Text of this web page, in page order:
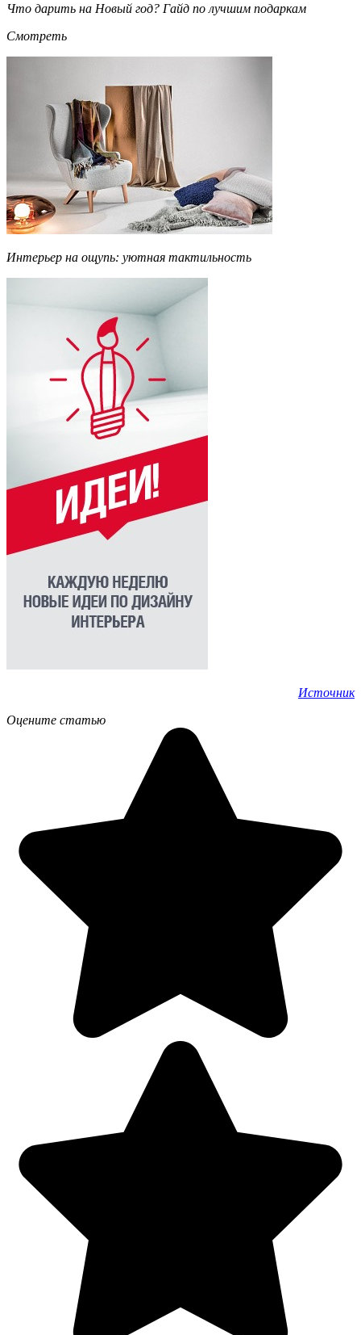
Что дарить на Новый год? Гайд по лучшим подаркам
Смотреть
Интерьер на ощупь: уютная тактильность
Источник
Оцените статью